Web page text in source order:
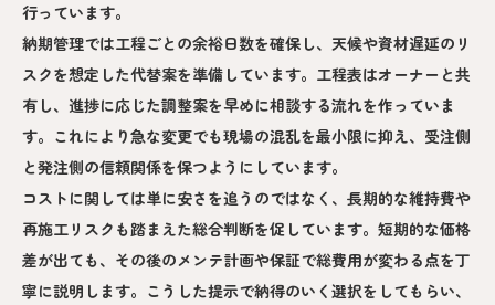
行っています。
納期管理では工程ごとの余裕日数を確保し、天候や資材遅延のリ
スクを想定した代替案を準備しています。工程表はオーナーと共
有し、進捗に応じた調整案を早めに相談する流れを作っていま
す。これにより急な変更でも現場の混乱を最小限に抑え、受注側
と発注側の信頼関係を保つようにしています。
コストに関しては単に安さを追うのではなく、長期的な維持費や
再施工リスクも踏まえた総合判断を促しています。短期的な価格
差が出ても、その後のメンテ計画や保証で総費用が変わる点を丁
寧に説明します。こうした提示で納得のいく選択をしてもらい、